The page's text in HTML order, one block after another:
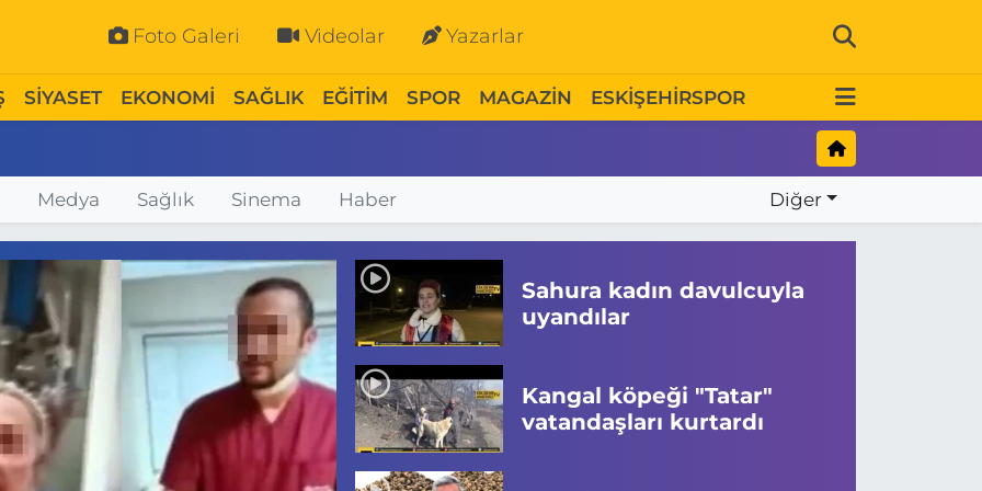
Foto Galeri Videolar Yazarlar
SİYASET EKONOMİ SAĞLIK EĞİTİM SPOR MAGAZİN ESKİŞEHİRSPOR
Medya Sağlık Sinema Haber Diğer
Sahura kadın davulcuyla
uyandılar
Kangal köpeği "Tatar"
vatandaşları kurtardı